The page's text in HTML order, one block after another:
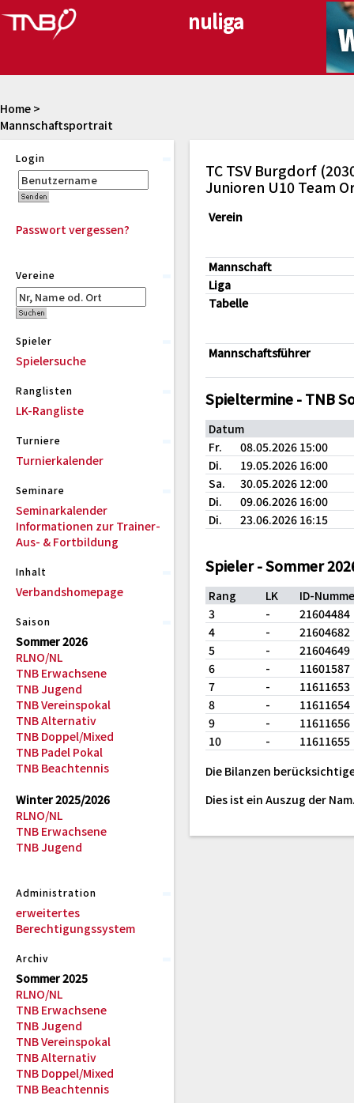
Mannschaftsportrait
Home >
Login
Passwort vergessen?
Vereine
Spieler
Spielersuche
Ranglisten
LK-Rangliste
Turniere
Turnierkalender
Seminare
Seminarkalender
Informationen zur Trainer-
Aus- & Fortbildung
Inhalt
Verbandshomepage
Saison
Sommer 2026
RLNO/NL
TNB Erwachsene
TNB Jugend
TNB Vereinspokal
TNB Alternativ
TNB Doppel/Mixed
TNB Padel Pokal
TNB Beachtennis
Winter 2025/2026
RLNO/NL
TNB Erwachsene
TNB Jugend
Administration
erweitertes
Berechtigungssystem
Archiv
Sommer 2025
RLNO/NL
TNB Erwachsene
TNB Jugend
TNB Vereinspokal
TNB Alternativ
TNB Doppel/Mixed
TNB Beachtennis
TC TSV Burgdorf
Junioren U10 Team
Verein
Mannschaft
Liga
Tabelle
Mannschaftsführer
Spieltermine - TNB
Datum
Fr.
08.05.2026 15:00
Di.
19.05.2026 16:00
Sa.
30.05.2026 12:00
Di.
09.06.2026 16:00
Di.
23.06.2026 16:15
Spieler - Sommer
Rang LK
ID-
3
-
21604484
4
-
21604682
5
-
21604649
6
-
11601587
7
-
11611653
8
-
11611654
9
-
11611656
10
-
11611655
Die Bilanzen
Dies ist ein Auszug der